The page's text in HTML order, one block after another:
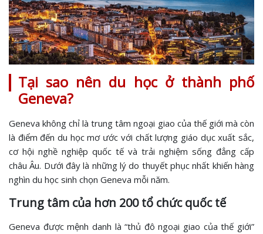
Tại sao nên du học ở thành phố
Geneva?
Geneva không chỉ là trung tâm ngoại giao của thế giới mà còn
là điểm đến du học mơ ước với chất lượng giáo dục xuất sắc,
cơ hội nghề nghiệp quốc tế và trải nghiệm sống đẳng cấp
châu Âu. Dưới đây là những lý do thuyết phục nhất khiến hàng
nghìn du học sinh chọn Geneva mỗi năm.
Trung tâm của hơn 200 tổ chức quốc tế
Geneva được mệnh danh là “thủ đô ngoại giao của thế giới”